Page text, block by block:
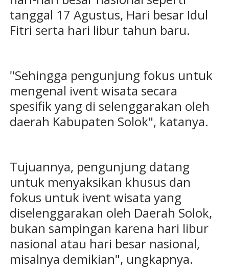
tanggal 17 Agustus, Hari besar Idul
Fitri serta hari libur tahun baru.
"Sehingga pengunjung fokus untuk
mengenal ivent wisata secara
spesifik yang di selenggarakan oleh
daerah Kabupaten Solok", katanya.
Tujuannya, pengunjung datang
untuk menyaksikan khusus dan
fokus untuk ivent wisata yang
diselenggarakan oleh Daerah Solok,
bukan sampingan karena hari libur
nasional atau hari besar nasional,
misalnya demikian", ungkapnya.